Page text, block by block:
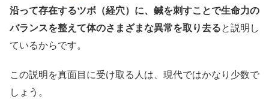
沿って存在するツボ（経穴）に、鍼を刺すことで生命力の
バランスを整えて体のさまざまな異常を取り去ると説明し
ているからです。
この説明を真面目に受け取る人は、現代ではかなり少数で
しょう。